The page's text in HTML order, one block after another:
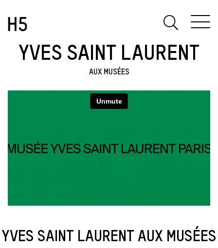
YVES SAINT LAURENT
AUX MUSÉES
YVES SAINT LAURENT AUX MUSÉES